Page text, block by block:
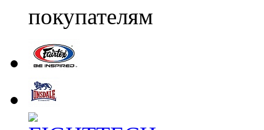
покупателям